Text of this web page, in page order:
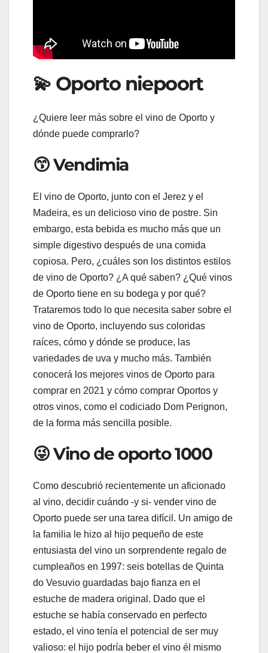
💫 Oporto niepoort
¿Quiere leer más sobre el vino de Oporto y
dónde puede comprarlo?
😙 Vendimia
El vino de Oporto, junto con el Jerez y el
Madeira, es un delicioso vino de postre. Sin
embargo, esta bebida es mucho más que un
simple digestivo después de una comida
copiosa. Pero, ¿cuáles son los distintos estilos
de vino de Oporto? ¿A qué saben? ¿Qué vinos
de Oporto tiene en su bodega y por qué?
Trataremos todo lo que necesita saber sobre el
vino de Oporto, incluyendo sus coloridas
raíces, cómo y dónde se produce, las
variedades de uva y mucho más. También
conocerá los mejores vinos de Oporto para
comprar en 2021 y cómo comprar Oportos y
otros vinos, como el codiciado Dom Perignon,
de la forma más sencilla posible.
😜 Vino de oporto 1000
Como descubrió recientemente un aficionado
al vino, decidir cuándo -y si- vender vino de
Oporto puede ser una tarea difícil. Un amigo de
la familia le hizo al hijo pequeño de este
entusiasta del vino un sorprendente regalo de
cumpleaños en 1997: seis botellas de Quinta
do Vesuvio guardadas bajo fianza en el
estuche de madera original. Dado que el
estuche se había conservado en perfecto
estado, el vino tenía el potencial de ser muy
valioso: el hijo podría beber el vino él mismo